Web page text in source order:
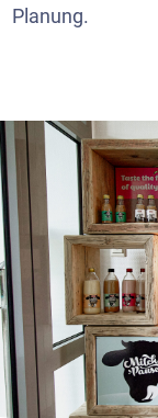
Planung.